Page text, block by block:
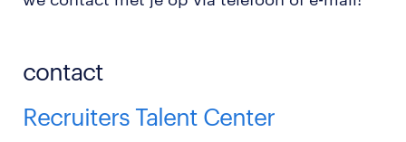
contact
Recruiters Talent Center